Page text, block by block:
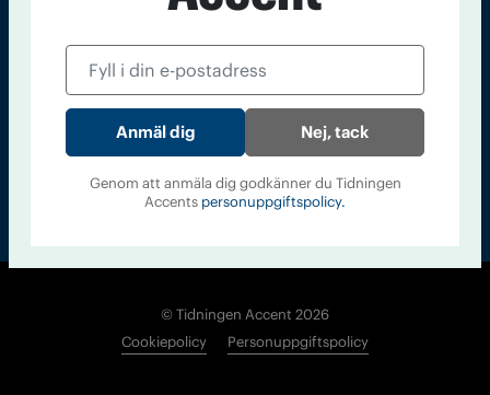
Läs tidigare
Accent
© Tidningen Accent 2026
Cookiepolicy
Personuppgiftspolicy
Nej, tack
Genom att anmäla dig godkänner du Tidningen
Accents personuppgiftspolicy.